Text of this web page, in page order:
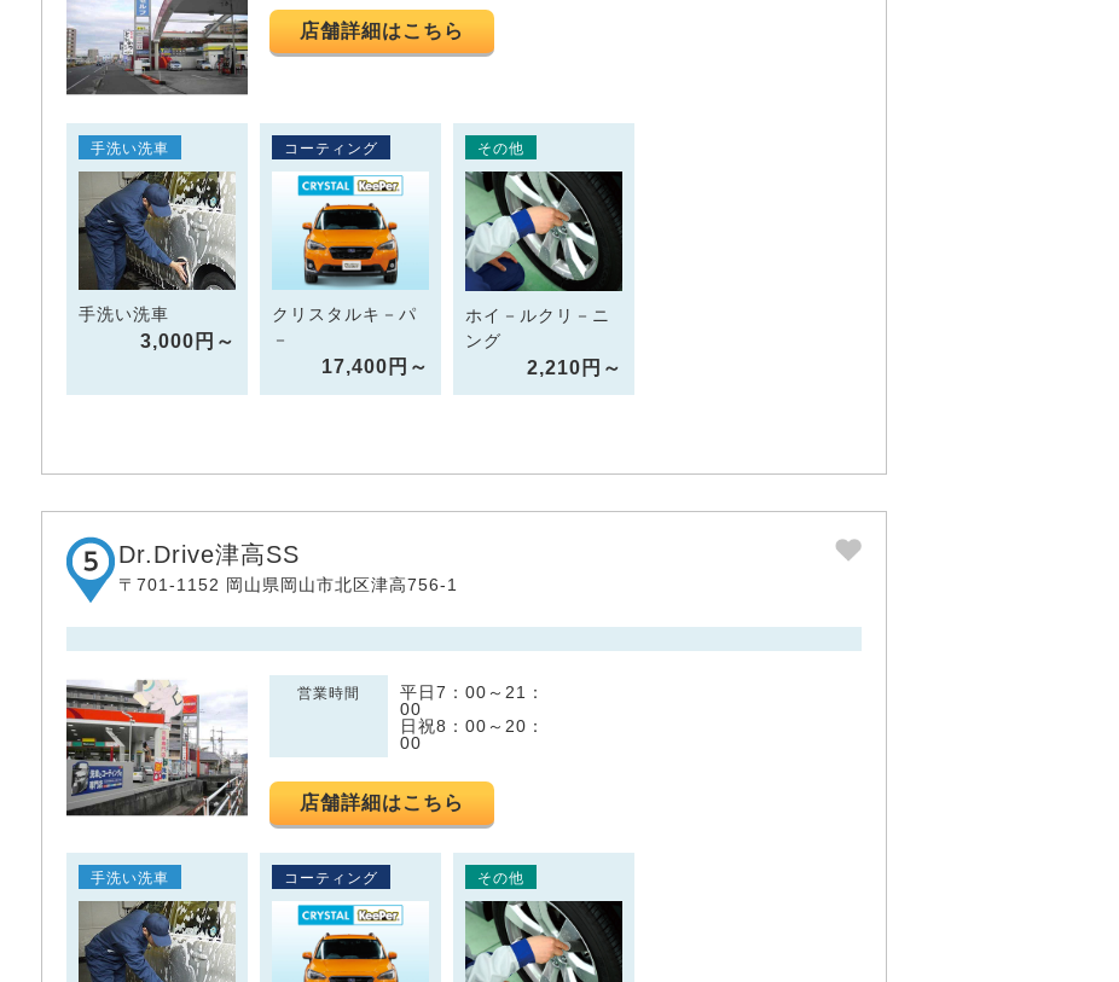
店舗詳細はこちら
手洗い洗車
手洗い洗車
3,000円～
コーティング
クリスタルキ－パ
－
17,400円～
その他
ホイ－ルクリ－ニ
ング
2,210円～
Dr.Drive津高SS
〒701-1152 岡山県岡山市北区津高756-1
営業時間
平日7：00～21：
00
日祝8：00～20：
00
店舗詳細はこちら
手洗い洗車 コーティング その他